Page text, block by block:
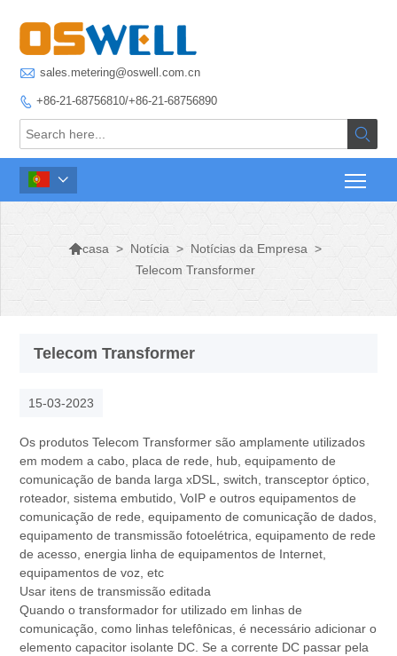
 sales.metering@oswell.com.cn
 +86-21-68756810/+86-21-68756890


casa > Notícia > Notícias da Empresa >
Telecom Transformer
Telecom Transformer
15-03-2023
Os produtos Telecom Transformer são amplamente utilizados
em modem a cabo, placa de rede, hub, equipamento de
comunicação de banda larga xDSL, switch, transceptor óptico,
roteador, sistema embutido, VoIP e outros equipamentos de
comunicação de rede, equipamento de comunicação de dados,
equipamento de transmissão fotoelétrica, equipamento de rede
de acesso, energia linha de equipamentos de Internet,
equipamentos de voz, etc
Usar itens de transmissão editada
Quando o transformador for utilizado em linhas de
comunicação, como linhas telefônicas, é necessário adicionar o
elemento capacitor isolante DC. Se a corrente DC passar pela